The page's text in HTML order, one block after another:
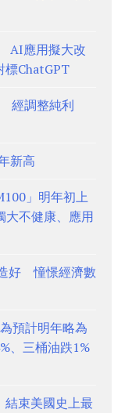
AI應用擬大改
ChatGPT
經調整純利
新高
」明年初上
不健康、應用
好 憧憬經濟數
預計明年略為
、三桶油跌1%
束美國史上最